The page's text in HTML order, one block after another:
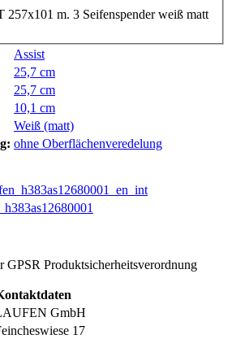
257x101 m. 3 Seifenspender weiß matt
Assist
25,7 cm
25,7 cm
10,1 cm
Weiß (matt)
ohne Oberflächenveredelung
GPSR Produktsicherheitsverordnung
GmbH
17